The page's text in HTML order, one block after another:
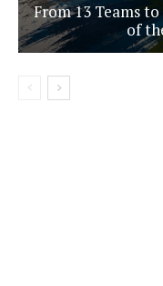
From 13 Teams
of